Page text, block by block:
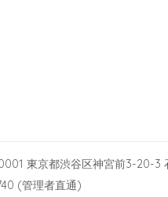
東京都渋谷区神宮前3-20-3
(管理者直通)